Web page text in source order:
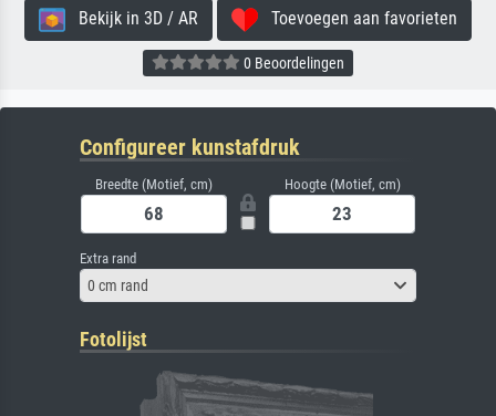
Bekijk in 3D / AR Toevoegen aan favorieten
0 Beoordelingen
Configureer kunstafdruk
Breedte (Motief, cm) Hoogte (Motief, cm)
Extra rand
0 cm rand
Fotolijst